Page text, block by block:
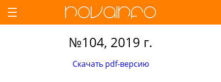
№104, 2019 г.
Скачать pdf-версию